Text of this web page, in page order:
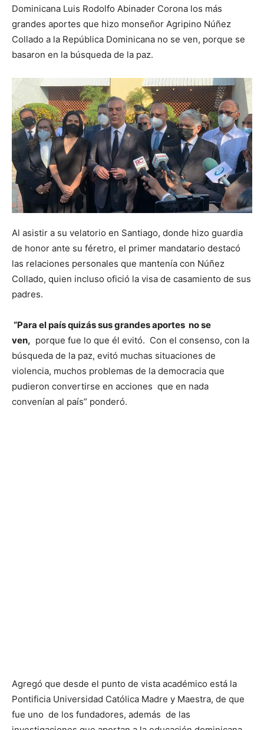
Dominicana Luis Rodolfo Abinader Corona los más
grandes aportes que hizo monseñor Agripino Núñez
Collado a la República Dominicana no se ven, porque se
basaron en la búsqueda de la paz.
Al asistir a su velatorio en Santiago, donde hizo guardia
de honor ante su féretro, el primer mandatario destacó
las relaciones personales que mantenía con Núñez
Collado, quien incluso ofició la visa de casamiento de sus
padres.
“Para el país quizás sus grandes aportes no se
ven, porque fue lo que él evitó. Con el consenso, con la
búsqueda de la paz, evitó muchas situaciones de
violencia, muchos problemas de la democracia que
pudieron convertirse en acciones que en nada
convenían al país” ponderó.
Agregó que desde el punto de vista académico está la
Pontificia Universidad Católica Madre y Maestra, de que
fue uno de los fundadores, además de las